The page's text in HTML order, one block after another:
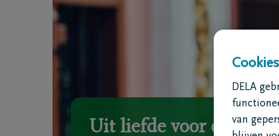
Jouw polisvoorstel aanvragen
Uitvaartverzekering? Doe de test
Uit liefde voor elkaar
DELA
van